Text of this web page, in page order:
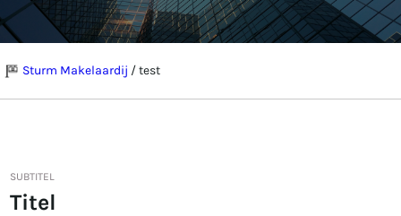
Sturm Makelaardij /test
SUBTITEL
Titel